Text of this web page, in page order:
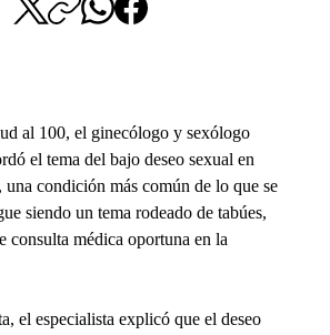
al 100, el ginecólogo y sexólogo
el tema del bajo deseo sexual en
una condición más común de lo que se
siendo un tema rodeado de tabúes,
consulta médica oportuna en la
el especialista explicó que el deseo